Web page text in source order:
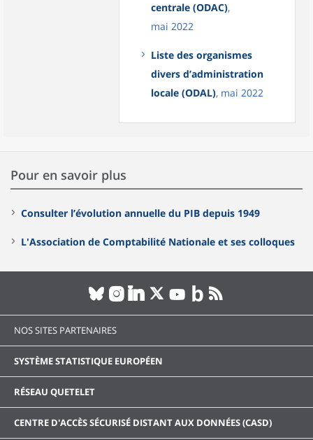
centrale (ODAC),
mai 2022
Liste des organismes
divers d’administration
locale (ODAL), mai 2022
Pour en savoir plus
Consulter l’évolution annuelle du PIB depuis 1949
L'Association de Comptabilité Nationale et ses colloques
NOS SITES PARTENAIRES
SYSTÈME STATISTIQUE EUROPÉEN
RÉSEAU QUETELET
CENTRE D'ACCÈS SÉCURISÉ DISTANT AUX DONNÉES (CASD)